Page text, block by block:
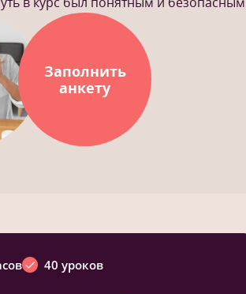
Заполнить
анкету
40 уроков